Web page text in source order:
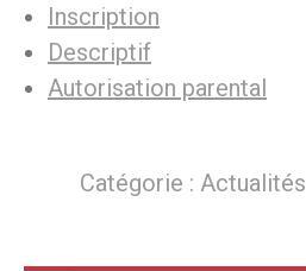
Inscription
Descriptif
Autorisation parental
Catégorie : Actualités